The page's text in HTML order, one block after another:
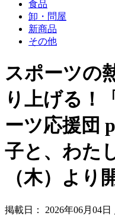
食品
卸・問屋
新商品
その他
スポーツの
り上げる！
ーツ応援団
子と、わた
（木）より
掲載日： 2026年06月04